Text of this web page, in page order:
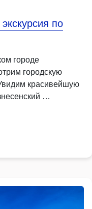
по
городе
городскую
красивейшую
…